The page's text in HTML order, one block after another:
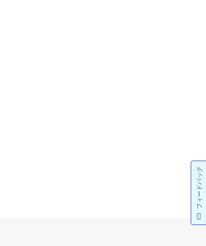
フィードバック